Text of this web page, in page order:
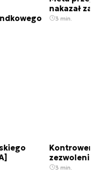
nakazał
3 min.
3 min.